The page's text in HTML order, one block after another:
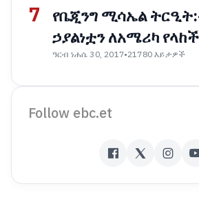
7
የቤጂንግ ሚሳኤል
ኃያልነቷን ለአሜሪካ
ዓርብ ነሐሴ 30, 2017•21780 እይታዎች
Follow ebc.et